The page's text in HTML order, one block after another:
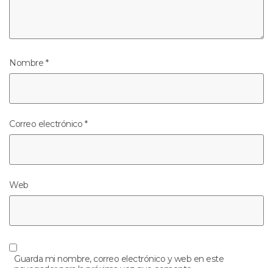
Nombre *
Correo electrónico *
Web
Guarda mi nombre, correo electrónico y web en este